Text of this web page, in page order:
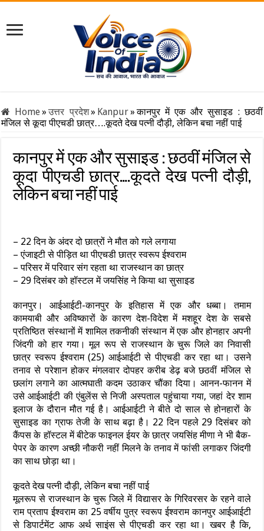
Home» उत्तर प्रदेश» Kanpur»कानपुर में एक और सुसाइड : छठवीं
मंजिल से कूदा पीएचडी छात्र….कूदते देख पत्नी दौड़ी, लेकिन बचा नहीं पाई
कानपुर में एक और सुसाइड : छठवीं मंजिल से
कूदा पीएचडी छात्र….कूदते देख पत्नी दौड़ी,
लेकिन बचा नहीं पाई
– 22 दिन के अंदर दो छात्रों ने मौत को गले लगाया
– एंजाइटी से पीड़ित था पीएचडी छात्र स्वरूप ईश्वराम
– परिसर में परिवार संग रहता था राजस्थान का छात्र
– 29 दिसंबर को हॉस्टल में जयसिंह ने किया था सुसाइड
कानपुर। आईआईटी-कानपुर के इतिहास में एक और धब्बा। तमाम
कामयाबी और अविष्कारों के कारण देश-विदेश में मशहूर देश के सबसे
प्रतिष्ठित संस्थानों में शामिल तकनीकी संस्थान में एक और होनहार अपनी
जिंदगी को हार गया। मूल रूप से राजस्थान के चुरू जिले का निवासी
छात्र स्वरूप ईश्वराम (25) आईआईटी से पीएचडी कर रहा था। उसने
तनाव से परेशान होकर मंगलवार दोपहर करीब डेढ़ बजे छठवीं मंजिल से
छलांग लगाने का आत्मघाती कदम उठाकर चौंका दिया। आनन-फानन में
उसे आईआईटी की एंबुलेंस से निजी अस्पताल पहुंचाया गया, जहां देर शाम
इलाज के दौरान मौत गई है। आईआईटी ने बीते दो साल से होनहारों के
सुसाइड का ग्राफ तेजी के साथ बढ़ा है। 22 दिन पहले 29 दिसंबर को
कैंपस के हॉस्टल में बीटेक फाइनल ईयर के छात्र जयसिंह मीणा ने भी बैक-
पेपर के कारण अच्छी नौकरी नहीं मिलने के तनाव में फांसी लगाकर जिंदगी
का साथ छोड़ा था।
कूदते देख पत्नी दौड़ी, लेकिन बचा नहीं पाई
मूलरूप से राजस्थान के चुरू जिले में विद्यासर के गिरिवरसर के रहने वाले
राम प्रताप ईश्वराम का 25 वर्षीय पुत्र स्वरूप ईश्वराम कानपुर आईआईटी
से डिपार्टमेंट आफ अर्थ साइंस से पीएचडी कर रहा था। खबर है कि,